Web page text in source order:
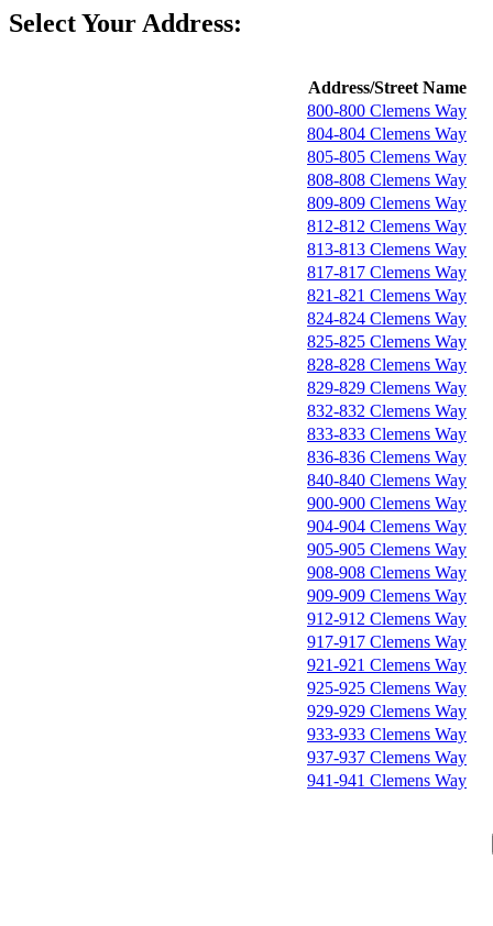
Select Your Address:
Address/Street Name
800-800 Clemens Way
804-804 Clemens Way
805-805 Clemens Way
808-808 Clemens Way
809-809 Clemens Way
812-812 Clemens Way
813-813 Clemens Way
817-817 Clemens Way
821-821 Clemens Way
824-824 Clemens Way
825-825 Clemens Way
828-828 Clemens Way
829-829 Clemens Way
832-832 Clemens Way
833-833 Clemens Way
836-836 Clemens Way
840-840 Clemens Way
900-900 Clemens Way
904-904 Clemens Way
905-905 Clemens Way
908-908 Clemens Way
909-909 Clemens Way
912-912 Clemens Way
917-917 Clemens Way
921-921 Clemens Way
925-925 Clemens Way
929-929 Clemens Way
933-933 Clemens Way
937-937 Clemens Way
941-941 Clemens Way